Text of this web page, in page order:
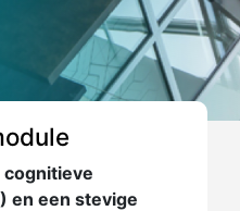
en een stevige